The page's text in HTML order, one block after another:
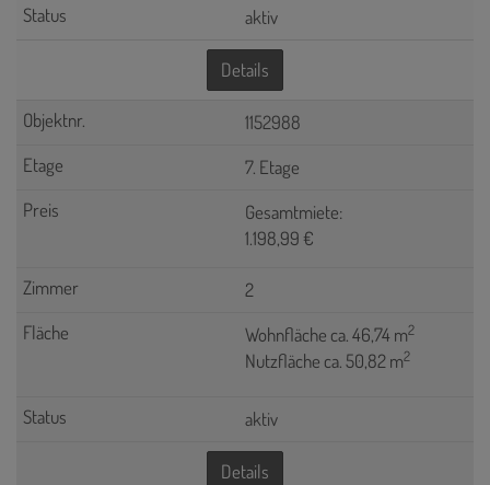
aktiv
Details
1152988
7. Etage
Gesamtmiete:
1.198,99 €
2
Wohnfläche ca. 46,74 m2
Nutzfläche ca. 50,82 m2
aktiv
Details